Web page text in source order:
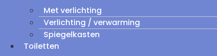
Met verlichting
Verlichting / verwarming
Spiegelkasten
Toiletten